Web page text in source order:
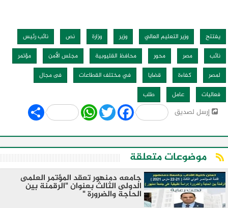
يفتتح وزير التعليم العالي وزير وزارة نص
نائب رئيس
نائب
مصر محور محافظ القليوبية مجلس الأمن
مؤتمر
لمصر
كفاءة قضايا في مختلف القطاعات
فى مجال
فعاليات
عامل طلب
إرسل لصديق Share WhatsApp
Twitter Facebook
موضوعات متعلقة
جامعه دمنهور تعقد المؤتمر العلمى
الدولى الثالث بعنوان "الرقمنة بين
الحاجة والضرورة "